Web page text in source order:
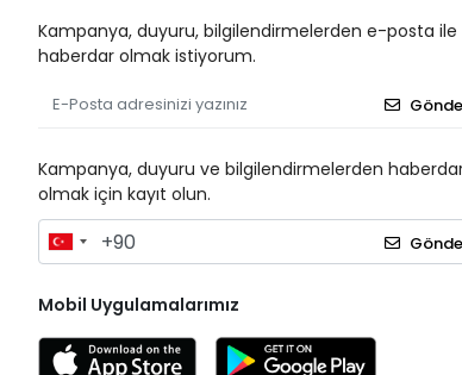
Kampanya, duyuru, bilgilendirmelerden e-posta ile
haberdar olmak istiyorum.
Kampanya, duyuru ve bilgilendirmelerden
olmak için kayıt olun.
Mobil Uygulamalarımız